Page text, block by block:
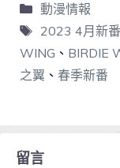
動漫情報
2023 4月新番
WING 、 BIRDIE
之翼 、 春季新番
留言